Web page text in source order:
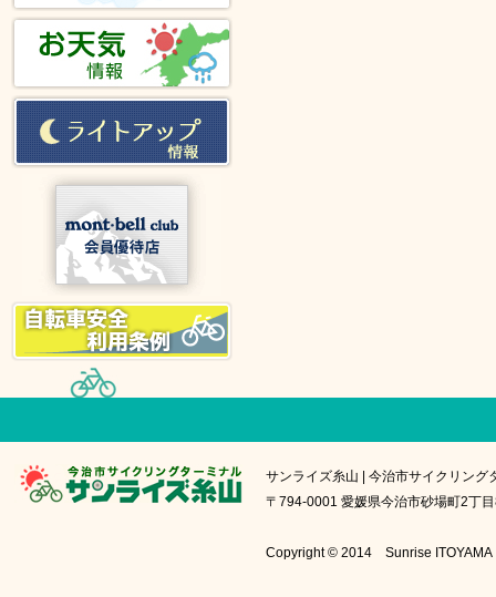
サンライズ糸山 | 今治市サイクリング
〒794-0001 愛媛県今治市砂場町2
Copyright © 2014 Sunrise